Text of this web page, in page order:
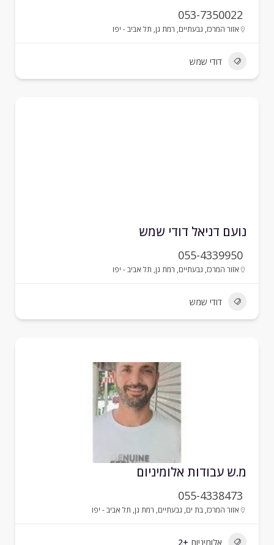
053-7350022
אזור המרכז,גבעתיים, רמת גן,תל אביב - יפו
דודי שמש
דניאל דודי שמש
055-4339950
אזור המרכז,גבעתיים, רמת גן,תל אביב - יפו
דודי שמש
עבודות אלומיניום
055-4338473
אזור המרכז,בת ים,גבעתיים, רמת גן,תל אביב - יפו
אלומיניום +2